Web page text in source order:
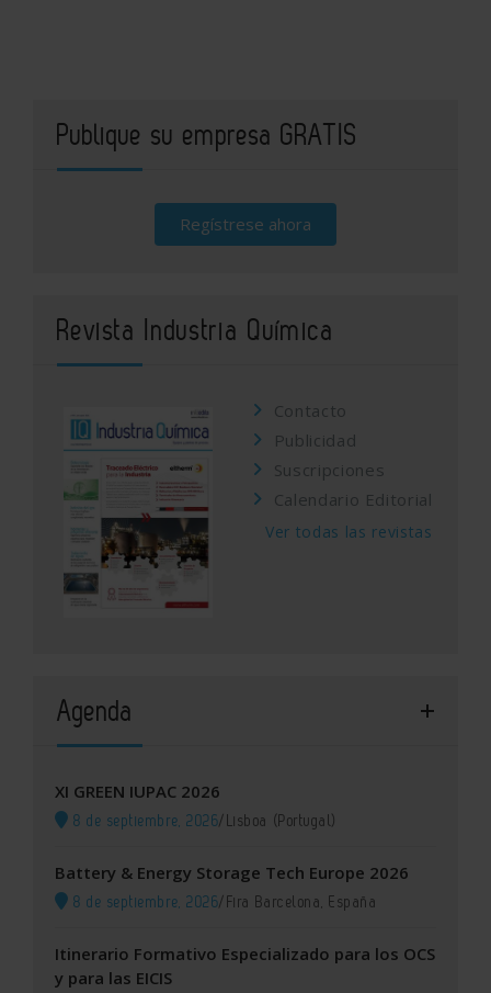
Publique su empresa GRATIS
Regístrese ahora
Revista Industria Química
Contacto
Publicidad
Suscripciones
Calendario Editorial
Ver todas las revistas
Agenda
XI GREEN IUPAC 2026
8 de septiembre, 2026/ Lisboa (Portugal)
Battery & Energy Storage Tech Europe 2026
8 de septiembre, 2026/ Fira Barcelona, España
Itinerario Formativo Especializado para los OCS
y para las EICIS